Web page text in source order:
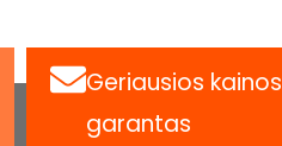
Geriausios kainos
garantas